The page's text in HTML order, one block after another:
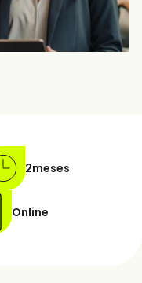
2meses
Online